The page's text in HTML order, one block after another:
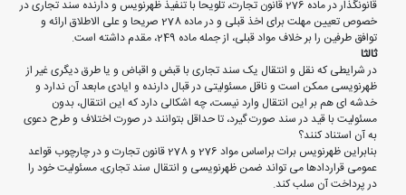
قانونگذار در ماده 276 قانون تجارت، تلویحا با تنفیذ ظهرنویس و دارنده سند تجاری در
خصوص تعیین مهلت برای اخذ قبلی و در ماده 278 صریحا و علی الاطلاق ارائه و
توافق طرفین را بر خلاف مواد قبلی، از جمله ماده 249، مقدم داشته است.
ثالثا
در شرایطی که نقل و انتقال یک سند تجاری با قبض و اقباض و یا طرق دیگری غیر از
ظهرنویسی ممکن است و ناقل مسئولیتی در قبال دارنده و ایادی مابعد آن ندارد و
خدشه ای هم بر این انتقال وارد نیست، چه اشکالی دارد که این انتقال، بدون
مسئولیت با قید در سند صورت گیرد، تا حداقل بتوانند در صورت اختلاف و طرح دعوی
به آن استناد کنند؟
بنابراین ظهرنویس برات براساس مواد 276 و 278 قانون تجارت و در چارچوب قواعد
عمومی قراردادها می تواند ضمن ظهرنویسی و انتقال سند تجاری، مسئولیت خود را
در پرداخت آن سلب کند.